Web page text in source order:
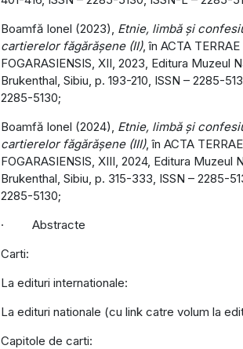
Boamfă Ionel (2023), Etnie, limbă și
cartierelor făgărășene (II), în ACTA TERRAE
FOGARASIENSIS, XII, 2023, Editura Muzeul
Brukenthal, Sibiu, p. 193-210, ISSN – 2285-
2285-5130;
Boamfă Ionel (2024), Etnie, limbă și
cartierelor făgărășene (III), în ACTA TERRAE
FOGARASIENSIS, XIII, 2024, Editura Muzeul
Brukenthal, Sibiu, p. 315-333, ISSN – 2285-
2285-5130;
· Abstracte
Carti:
La edituri internationale:
La edituri nationale (cu link catre volum la
Capitole de carti: